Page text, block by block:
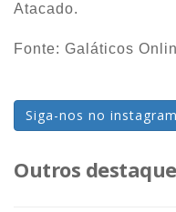
Atacado.
Fonte: Galáticos
Siga-nos no
Outros